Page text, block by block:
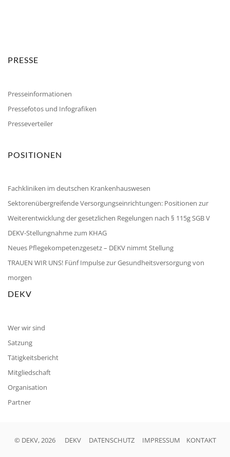
PRESSE
Presseinformationen
Pressefotos und Infografiken
Presseverteiler
POSITIONEN
Fachkliniken im deutschen Krankenhauswesen
Sektorenübergreifende Versorgungseinrichtungen: Positionen zur
Weiterentwicklung der gesetzlichen Regelungen nach § 115g SGB V
DEKV-Stellungnahme zum KHAG
Neues Pflegekompetenzgesetz – DEKV nimmt Stellung
TRAUEN WIR UNS! Fünf Impulse zur Gesundheitsversorgung von
morgen
DEKV
Wer wir sind
Satzung
Tätigkeitsbericht
Mitgliedschaft
Organisation
Partner
© DEKV, 2026 DEKV DATENSCHUTZ IMPRESSUM KONTAKT